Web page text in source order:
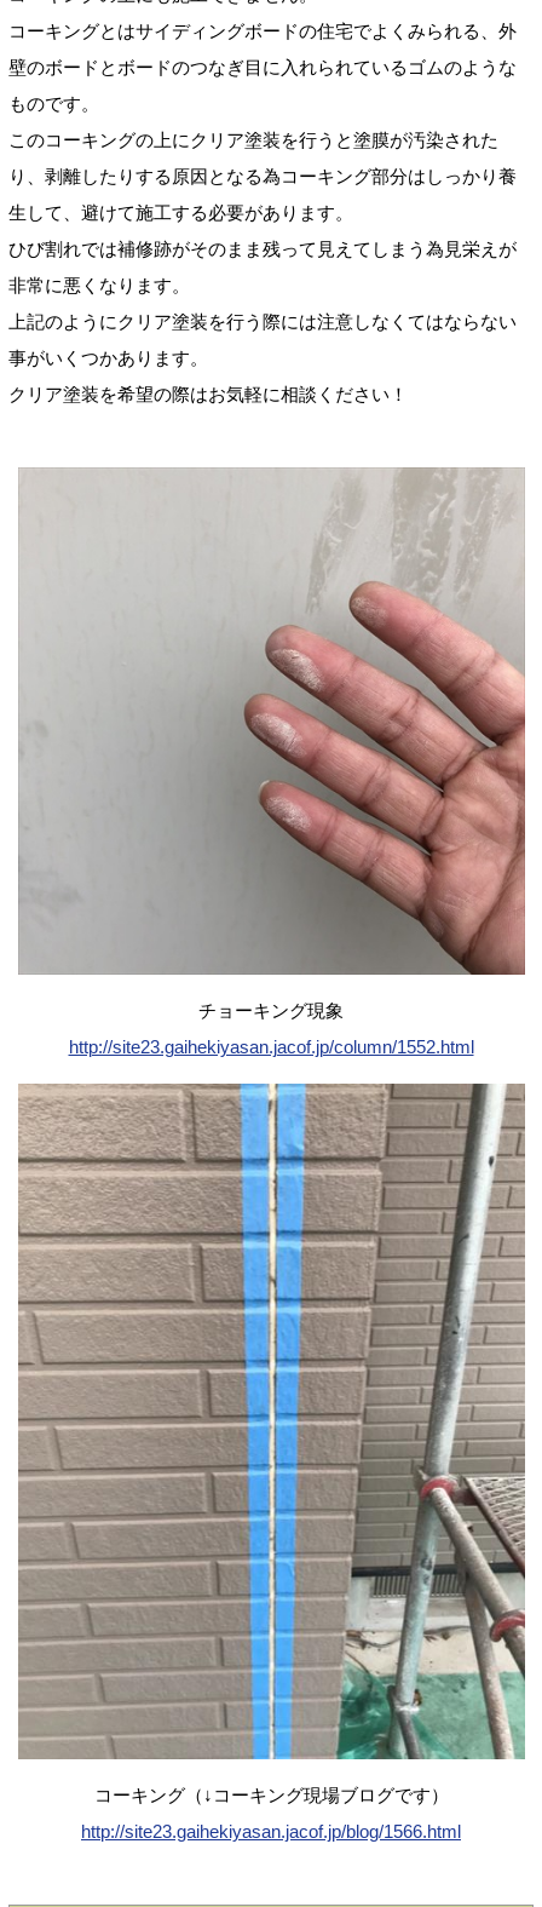
コーキングとはサイディングボードの住宅でよくみられる、外
壁のボードとボードのつなぎ目に入れられているゴムのような
ものです。
このコーキングの上にクリア塗装を行うと塗膜が汚染された
り、剥離したりする原因となる為コーキング部分はしっかり養
生して、避けて施工する必要があります。
ひび割れでは補修跡がそのまま残って見えてしまう為見栄えが
非常に悪くなります。
上記のようにクリア塗装を行う際には注意しなくてはならない
事がいくつかあります。
クリア塗装を希望の際はお気軽に相談ください！
チョーキング現象
http://site23.gaihekiyasan.jacof.jp/column/1552.html
コーキング（↓コーキング現場ブログです）
http://site23.gaihekiyasan.jacof.jp/blog/1566.html